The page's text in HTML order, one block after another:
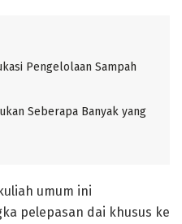
Pengelolaan Sampah
Seberapa Banyak yang
umum ini
pelepasan dai khusus ke